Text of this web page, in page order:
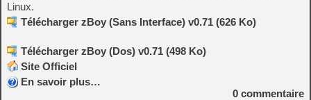
Linux.
Télécharger zBoy (Sans Interface) v0.71 (626 Ko)
Télécharger zBoy (Dos) v0.71 (498 Ko)
Site Officiel
En savoir plus…
0 commentaire